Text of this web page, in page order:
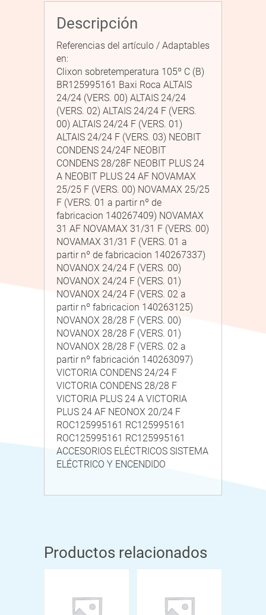
Descripción
Referencias del artículo / Adaptables
en:
Clixon sobretemperatura 105º C (B)
BR125995161 Baxi Roca ALTAIS
24/24 (VERS. 00) ALTAIS 24/24
(VERS. 02) ALTAIS 24/24 F (VERS.
00) ALTAIS 24/24 F (VERS. 01)
ALTAIS 24/24 F (VERS. 03) NEOBIT
CONDENS 24/24F NEOBIT
CONDENS 28/28F NEOBIT PLUS 24
A NEOBIT PLUS 24 AF NOVAMAX
25/25 F (VERS. 00) NOVAMAX 25/25
F (VERS. 01 a partir nº de
fabricacion 140267409) NOVAMAX
31 AF NOVAMAX 31/31 F (VERS. 00)
NOVAMAX 31/31 F (VERS. 01 a
partir nº de fabricacion 140267337)
NOVANOX 24/24 F (VERS. 00)
NOVANOX 24/24 F (VERS. 01)
NOVANOX 24/24 F (VERS. 02 a
partir nº fabricacion 140263125)
NOVANOX 28/28 F (VERS. 00)
NOVANOX 28/28 F (VERS. 01)
NOVANOX 28/28 F (VERS. 02 a
partir nº fabricación 140263097)
VICTORIA CONDENS 24/24 F
VICTORIA CONDENS 28/28 F
VICTORIA PLUS 24 A VICTORIA
PLUS 24 AF NEONOX 20/24 F
ROC125995161 RC125995161
ROC125995161 RC125995161
ACCESORIOS ELÉCTRICOS SISTEMA
ELÉCTRICO Y ENCENDIDO
Productos relacionados